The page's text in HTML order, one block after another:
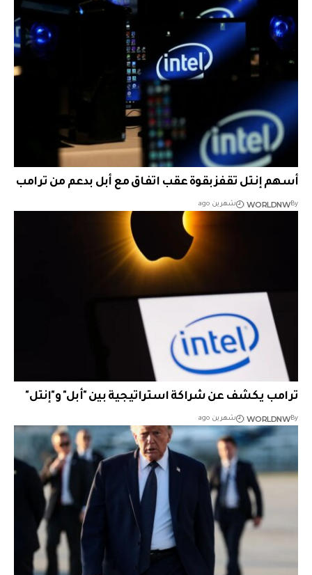
أسهم إنتل تقفز بقوة عقب اتفاق مع أبل بدعم من ترامب
By
WORLDNW شهرين ago
ترامب يكشف عن شراكة استراتيجية بين "أبل" و"إنتل"
By
WORLDNW شهرين ago